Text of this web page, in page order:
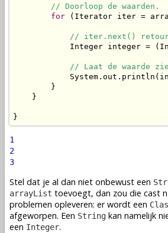
// Doorloop de waarden.
for (Iterator iter =
// iter.next()
Integer integer =
// Laat de waarde
        }
    }
}
1
2
3
Stel dat je al dan niet onbewust een
arrayList toevoegt, dan zou die cast
problemen opleveren: er wordt een
afgeworpen. Een String kan namelijk
een Integer.